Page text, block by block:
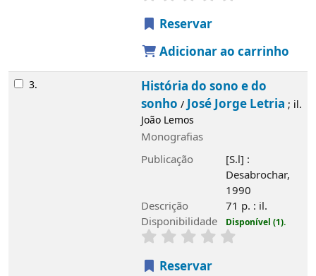
Reservar
Adicionar ao carrinho
3.
História do sono e do
sonho /José Jorge Letria ; il.
João Lemos
Monografias
Publicação
[S.l] :
Desabrochar,
1990
Descrição
71 p. : il.
Disponibilidade
Disponível (1).
Reservar